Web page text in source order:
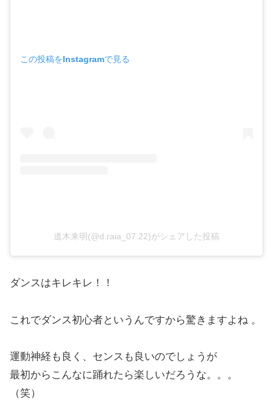
この投稿をInstagramで見る
道木来明(@d.raia_07.22)がシェアした投稿
ダンスはキレキレ！！
これでダンス初心者というんですから驚きますよね 。
運動神経も良く、センスも良いのでしょうが
最初からこんなに踊れたら楽しいだろうな。。。
（笑）